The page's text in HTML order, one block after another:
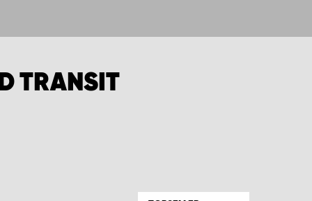
TRANSIT